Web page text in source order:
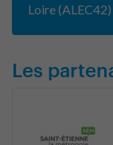
Loire (ALEC42)
Les